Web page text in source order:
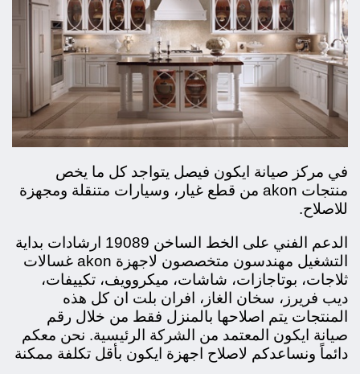
في مركز صيانة ايكون فيصل يتواجد كل ما يخص
منتجات akon من قطع غيار، و
سيارات متنقلة ومجهزة
للاصلاح.
الدعم الفني على الخط الساخن 19089 ارشادات بداية
التشغيل مهندسون متخصصون لاجهزة akon غسالات
ثلاجات، بوتاجازات، شاشات، ميكروويف، تكييفات،
ديب فريرز، سخان الغاز، افران بلت ان كل هذه
المنتجات يتم اصلاحها بالمنزل فقط من خلال رقم
صيانة ايكون المعتمد من الشركة الرئيسية. نحن معكم
دائماً ونساعدكم لاصلاح اجهزة ايكون بأقل تكلفة ممكنة